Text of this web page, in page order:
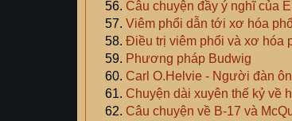
Câu chuyện đầy ý nghĩ của
Viêm phổi dẫn tới xơ hóa
Điều trị viêm phổi và xơ hóa
Phương pháp Budwig
Carl O.Helvie - Người đàn
Chuyện dài xuyên thế kỷ về
Câu chuyện về B-17 và